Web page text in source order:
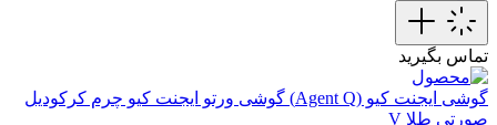
تماس بگیرید
گوشی ایجنت کیو (Agent Q)
گوشی ورتو ایجنت کیو چرم کرکودیل
صورتی طلا V